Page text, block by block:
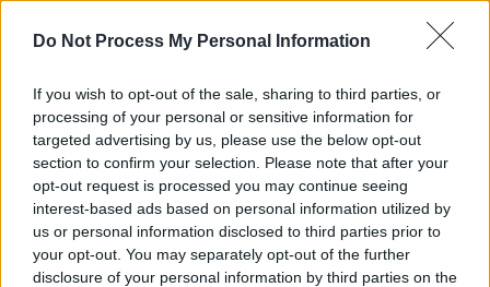
Do Not Process My Personal Information
If you wish to opt-out of the sale, sharing to third parties, or
processing of your personal or sensitive information for
targeted advertising by us, please use the below opt-out
section to confirm your selection. Please note that after your
opt-out request is processed you may continue seeing
interest-based ads based on personal information utilized by
us or personal information disclosed to third parties prior to
your opt-out. You may separately opt-out of the further
disclosure of your personal information by third parties on the
LITURGIA DELLA PAROLA
ISCRIVITI ALLA NEWSLETTER
Nome